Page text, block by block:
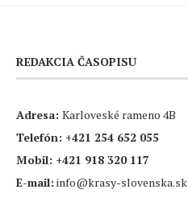
REDAKCIA ČASOPISU
Adresa: Karloveské rameno 4B
Telefón: +421 254 652 055
Mobil: +421 918 320 117
E-mail: info@krasy-slovenska.sk